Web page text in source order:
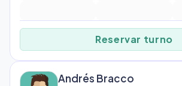
Reservar turno
Andrés Bracco